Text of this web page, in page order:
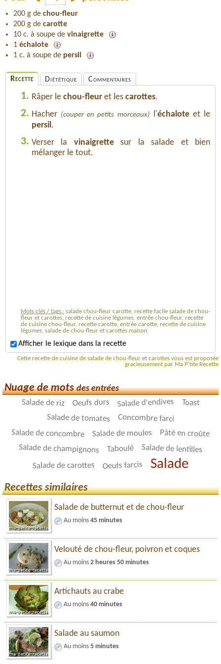
200 g de chou-fleur
200 g de carotte
10 c. à soupe de vinaigrette
1 échalote
1 c. à soupe de persil
Recette Diététique Commentaires
1. Râper le chou-fleur et les carottes.
2. Hacher (couper en petits morceaux) l'échaloteet le
persil .
3. Verser la vinaigrettesur la salade et bien
mélanger le tout.
Mots clés / tags : salade chou-fleur carotte, recette facile salade de chou-
fleur et carottes, recette de cuisine légumes, entrée chou-fleur, recette
de cuisine chou-fleur, recette carotte, entrée carotte, recette de cuisine
légumes, salade de chou-fleur et carottes maison
Afficher le lexique dans la recette
Cette recette de cuisine de salade de chou-fleur et carottes vous est proposée
gracieusement par Ma P'tite Recette
Nuage de motsdes entrées
Salade de riz Oeufs durs Salade d'endives Toast
Salade de tomates Concombre farci
Salade de concombre Salade de moules Pâté en croûte
Salade de champignons Taboulé Salade de lentilles
Salade de carottes Oeufs farcis Salade
Recettes similaires
Salade de butternut et de chou-fleur
Au moins 45 minutes
Velouté de chou-fleur, poivron et coques
Au moins 2 heures 50 minutes
Artichauts au crabe
Au moins 40 minutes
Salade au saumon
Au moins 5 minutes